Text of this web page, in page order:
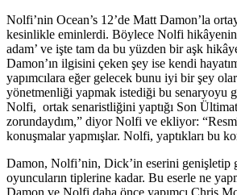
Nolfi’nin Ocean’s 12’de Matt Damon’la
kesinlikle eminlerdi. Böylece Nolfi hikâyenin
adam’ ve işte tam da bu yüzden bir aşk
Damon’ın ilgisini çeken şey ise kendi
yapımcılara eğer gelecek bunu iyi bir şey
yönetmenliği yapmak istediği bu senaryoyu
Nolfi, ortak senaristliğini yaptığı Son
zorundaydım,” diyor Nolfi ve ekliyor:
konuşmalar yapmışlar. Nolfi, yaptıkları bu
Damon, Nolfi’nin, Dick’in eserini genişletip
oyuncuların tiplerine kadar. Bu eserle ne
Damon ve Nolfi daha önce yapımcı Chris